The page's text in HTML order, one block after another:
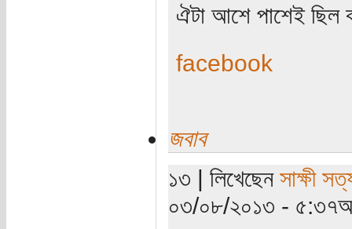
ঐটা আশে পাশেই ছিল
facebook
জবাব
১৩ | লিখেছেন সাক্ষী
০৩/০৮/২০১৩ -